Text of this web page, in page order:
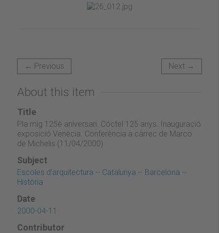
← Previous Next →
About this item
Title
Pla mig 125è aniversari. Cóctel 125 anys. Inauguració
exposició Venècia. Conferència a càrrec de Marco
de Michelis (11/04/2000)
Subject
Escoles d'arquitectura -- Catalunya -- Barcelona --
Història
Date
2000-04-11
Contributor